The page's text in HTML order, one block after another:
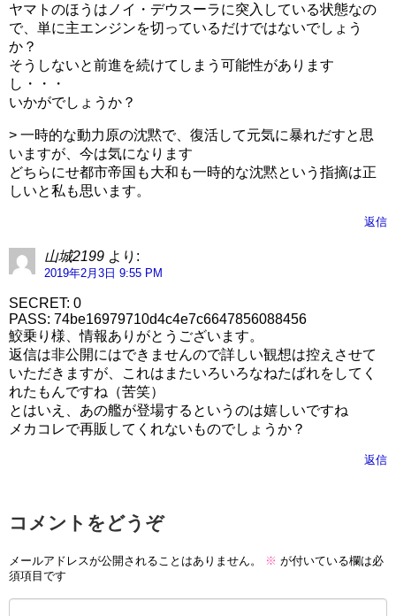
ヤマトのほうはノイ・デウスーラに突入している状態なの
で、単に主エンジンを切っているだけではないでしょう
か？
そうしないと前進を続けてしまう可能性があります
し・・・
いかがでしょうか？
> 一時的な動力原の沈黙で、復活して元気に暴れだすと思
いますが、今は気になります
どちらにせ都市帝国も大和も一時的な沈黙という指摘は正
しいと私も思います。
返信
山城2199 より:
2019年2月3日 9:55 PM
SECRET: 0
PASS: 74be16979710d4c4e7c6647856088456
鮫乗り様、情報ありがとうございます。
返信は非公開にはできませんので詳しい観想は控えさせて
いただきますが、これはまたいろいろなねたばれをしてく
れたもんですね（苦笑）
とはいえ、あの艦が登場するというのは嬉しいですね
メカコレで再販してくれないものでしょうか？
返信
コメントをどうぞ
メールアドレスが公開されることはありません。 ※ が付いている欄は必
須項目です